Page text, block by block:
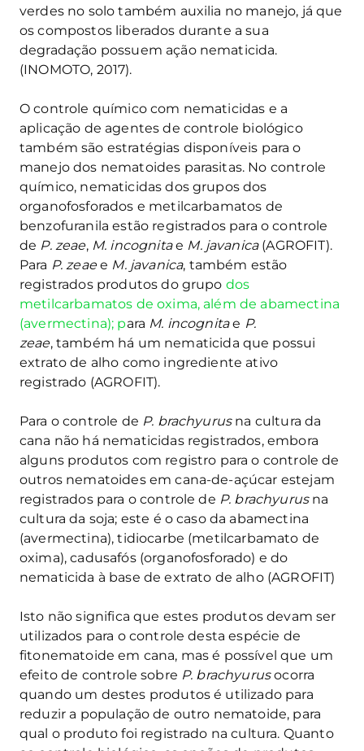
verdes no solo também auxilia no manejo, já que
os compostos liberados durante a sua
degradação possuem ação nematicida.
(INOMOTO, 2017).
O controle químico com nematicidas e a
aplicação de agentes de controle biológico
também são estratégias disponíveis para o
manejo dos nematoides parasitas. No controle
químico, nematicidas dos grupos dos
organofosforados e metilcarbamatos de
benzofuranila estão registrados para o controle
de P. zeae, M. incognitae M. javanica (AGROFIT).
Para P. zeaee M. javanica, também estão
registrados produtos do grupo dos
metilcarbamatos de oxima, além de abamectina
(avermectina); para M. incognitae P.
zeae, também há um nematicida que possui
extrato de alho como ingrediente ativo
registrado (AGROFIT).
Para o controle de P. brachyurusna cultura da
cana não há nematicidas registrados, embora
alguns produtos com registro para o controle de
outros nematoides em cana-de-açúcar estejam
registrados para o controle de P. brachyurusna
cultura da soja; este é o caso da abamectina
(avermectina), tidiocarbe (metilcarbamato de
oxima), cadusafós (organofosforado) e do
nematicida à base de extrato de alho (AGROFIT)
Isto não significa que estes produtos devam ser
utilizados para o controle desta espécie de
fitonematoide em cana, mas é possível que um
efeito de controle sobre P. brachyurusocorra
quando um destes produtos é utilizado para
reduzir a população de outro nematoide, para
qual o produto foi registrado na cultura. Quanto